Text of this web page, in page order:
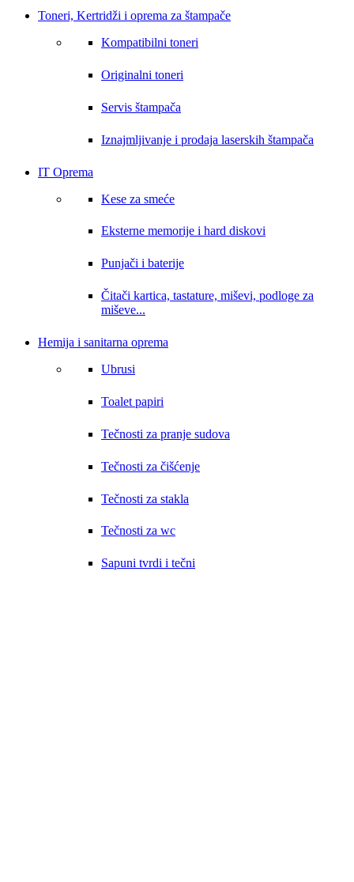
Toneri, Kertridži i oprema za štampače
Kompatibilni toneri
Originalni toneri
Servis štampača
Iznajmljivanje i prodaja laserskih štampača
IT Oprema
Kese za smeće
Eksterne memorije i hard diskovi
Punjači i baterije
Čitači kartica, tastature, miševi, podloge za
miševe...
Hemija i sanitarna oprema
Ubrusi
Toalet papiri
Tečnosti za pranje sudova
Tečnosti za čišćenje
Tečnosti za stakla
Tečnosti za wc
Sapuni tvrdi i tečni